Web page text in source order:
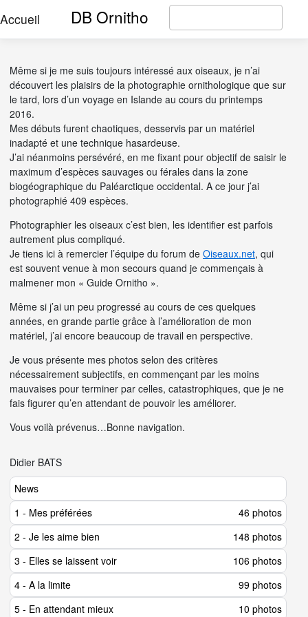
Accueil DB Ornitho
Même si je me suis toujours intéressé aux oiseaux, je n’ai
découvert les plaisirs de la photographie ornithologique que sur
le tard, lors d’un voyage en Islande au cours du printemps
2016.
Mes débuts furent chaotiques, desservis par un matériel
inadapté et une technique hasardeuse.
J’ai néanmoins persévéré, en me fixant pour objectif de saisir le
maximum d’espèces sauvages ou férales dans la zone
biogéographique du Paléarctique occidental. A ce jour j’ai
photographié 409 espèces.
Photographier les oiseaux c’est bien, les identifier est parfois
autrement plus compliqué.
Je tiens ici à remercier l’équipe du forum de Oiseaux.net, qui
est souvent venue à mon secours quand je commençais à
malmener mon « Guide Ornitho ».
Même si j’ai un peu progressé au cours de ces quelques
années, en grande partie grâce à l’amélioration de mon
matériel, j’ai encore beaucoup de travail en perspective.
Je vous présente mes photos selon des critères
nécessairement subjectifs, en commençant par les moins
mauvaises pour terminer par celles, catastrophiques, que je ne
fais figurer qu’en attendant de pouvoir les améliorer.
Vous voilà prévenus…Bonne navigation.
Didier BATS
News
1 - Mes préférées
46 photos
2 - Je les aime bien
148 photos
3 - Elles se laissent voir
106 photos
4 - A la limite
99 photos
5 - En attendant mieux
10 photos